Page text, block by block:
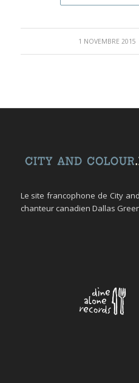
1 NOVEMBRE 2015
/
Le site francophone de City
chanteur canadien Dallas